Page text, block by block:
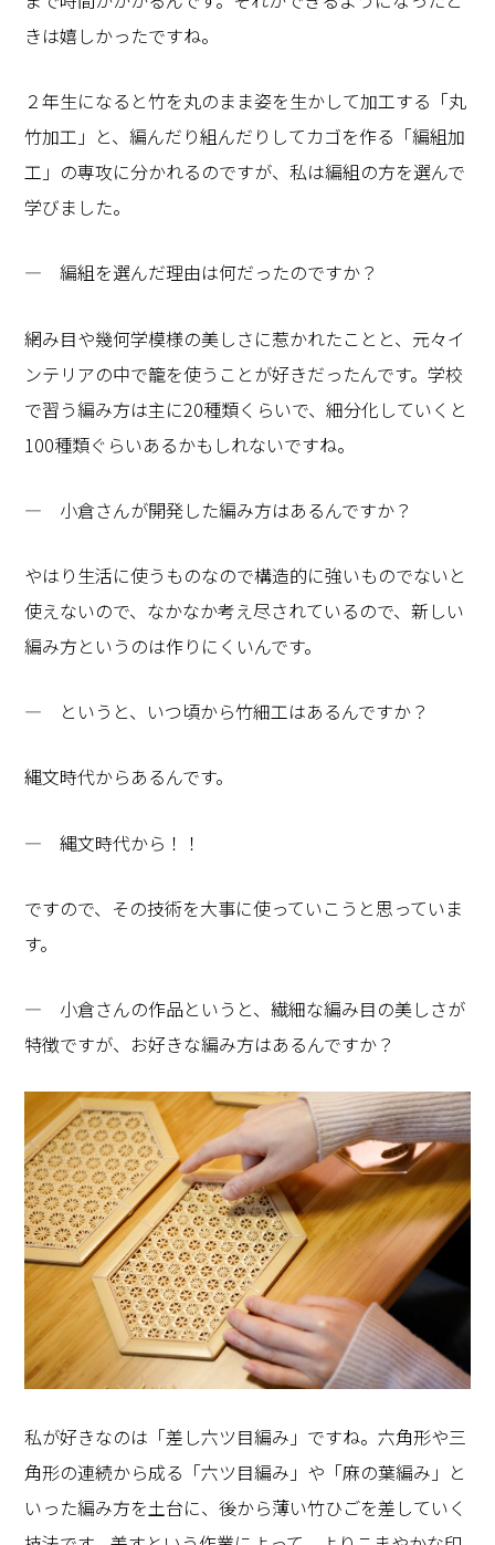
きは嬉しかったですね。
２年生になると竹を丸のまま姿を生かして加工する「丸
竹加工」と、編んだり組んだりしてカゴを作る「編組加
工」の専攻に分かれるのですが、私は編組の方を選んで
学びました。
― 編組を選んだ理由は何だったのですか？
網み目や幾何学模様の美しさに惹かれたことと、元々イ
ンテリアの中で籠を使うことが好きだったんです。学校
で習う編み方は主に20種類くらいで、細分化していくと
100種類ぐらいあるかもしれないですね。
― 小倉さんが開発した編み方はあるんですか？
やはり生活に使うものなので構造的に強いものでないと
使えないので、なかなか考え尽されているので、新しい
編み方というのは作りにくいんです。
― というと、いつ頃から竹細工はあるんですか？
縄文時代からあるんです。
― 縄文時代から！！
ですので、その技術を大事に使っていこうと思っていま
す。
― 小倉さんの作品というと、繊細な編み目の美しさが
特徴ですが、お好きな編み方はあるんですか？
私が好きなのは「差し六ツ目編み」ですね。六角形や三
角形の連続から成る「六ツ目編み」や「麻の葉編み」と
いった編み方を土台に、後から薄い竹ひごを差していく